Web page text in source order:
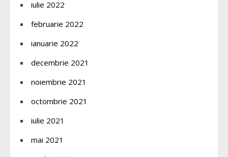
iulie 2022
februarie 2022
ianuarie 2022
decembrie 2021
noiembrie 2021
octombrie 2021
iulie 2021
mai 2021